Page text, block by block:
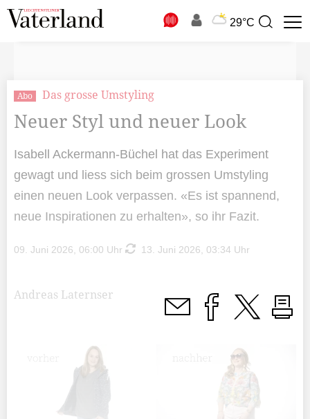
29°C
Suchbegriff
Abo Das grosse Umstyling
Neuer Styl und neuer Look
Isabell Ackermann-Büchel hat das Experiment
gewagt und liess sich beim grossen Umstyling
einen neuen Look verpassen. «Es ist spannend,
neue Inspirationen zu erhalten», so ihr Fazit.
09. Juni 2026, 06:00 Uhr 13. Juni 2026, 03:34 Uhr
Andreas Laternser